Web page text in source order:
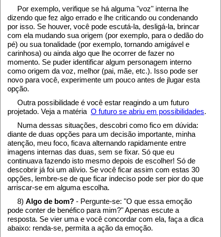
Por exemplo, verifique se há alguma "voz" interna lhe
dizendo que fez algo errado e lhe criticando ou condenando
por isso. Se houver, você pode escutá-la, desligá-la, brincar
com ela mudando sua origem (por exemplo, para o dedão do
pé) ou sua tonalidade (por exemplo, tornando amigável e
carinhosa) ou ainda algo que lhe ocorrer de fazer no
momento. Se puder identificar algum personagem interno
como origem da voz, melhor (pai, mãe, etc.). Isso pode ser
novo para você, experimente um pouco antes de jlugar esta
opção.
Outra possibilidade é você estar reagindo a um futuro
projetado. Veja a matéria O futuro se abriu em possibilidades.
Numa dessas situações, descobri como fico em dúvida:
diante de duas opções para um decisão importante, minha
atenção, meu foco, ficava alternando rapidamente entre
imagens internas das duas, sem se fixar. Só que eu
continuava fazendo isto mesmo depois de escolher! Só de
descobrir já foi um alívio. Se você ficar assim com estas 30
opções, lembre-se de que ficar indeciso pode ser pior do que
arriscar-se em alguma escolha.
8) Algo de bom? - Pergunte-se: "O que essa emoção
pode conter de benéfico para mim?" Apenas escute a
resposta. Se vier uma e você concordar com ela, faça a dica
abaixo: renda-se, permita a ação da emoção.